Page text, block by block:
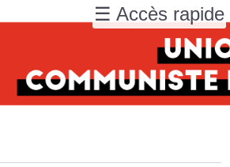
☰ Accès rapide